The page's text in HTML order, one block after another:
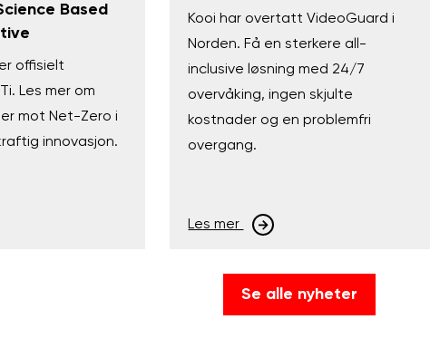
Based
offisielt
Les mer om
mot Net-Zero i
innovasjon.
Kooi har overtatt VideoGuard i
Norden. Få en sterkere all-
inclusive løsning med 24/7
overvåking, ingen skjulte
kostnader og en problemfri
overgang.
Les mer
Se alle nyheter